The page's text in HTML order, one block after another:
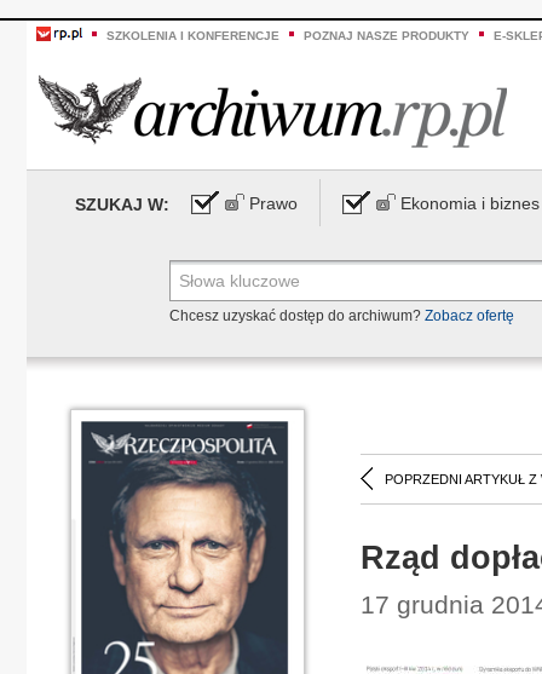
SZKOLENIA I KONFERENCJE POZNAJ NASZE PRODUKTY E-
SZUKAJ W: Prawo Ekonomia i biznes
Chcesz uzyskać dostęp do archiwum? Zobacz ofertę
POPRZEDNI ARTYKUŁ Z
Rząd
17 grudnia